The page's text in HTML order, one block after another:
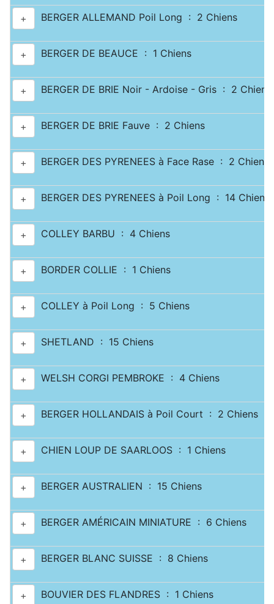
+ BERGER ALLEMAND Poil Long : 2 Chiens
+ BERGER DE BEAUCE : 1 Chiens
+ BERGER DE BRIE Noir - Ardoise - Gris : 2 Chiens
+ BERGER DE BRIE Fauve : 2 Chiens
+ BERGER DES PYRENEES à Face Rase : 2 Chiens
+ BERGER DES PYRENEES à Poil Long : 14 Chiens
+ COLLEY BARBU : 4 Chiens
+ BORDER COLLIE : 1 Chiens
+ COLLEY à Poil Long : 5 Chiens
+ SHETLAND : 15 Chiens
+ WELSH CORGI PEMBROKE : 4 Chiens
+ BERGER HOLLANDAIS à Poil Court : 2 Chiens
+ CHIEN LOUP DE SAARLOOS : 1 Chiens
+ BERGER AUSTRALIEN : 15 Chiens
+ BERGER AMÉRICAIN MINIATURE : 6 Chiens
+ BERGER BLANC SUISSE : 8 Chiens
+ BOUVIER DES FLANDRES : 1 Chiens